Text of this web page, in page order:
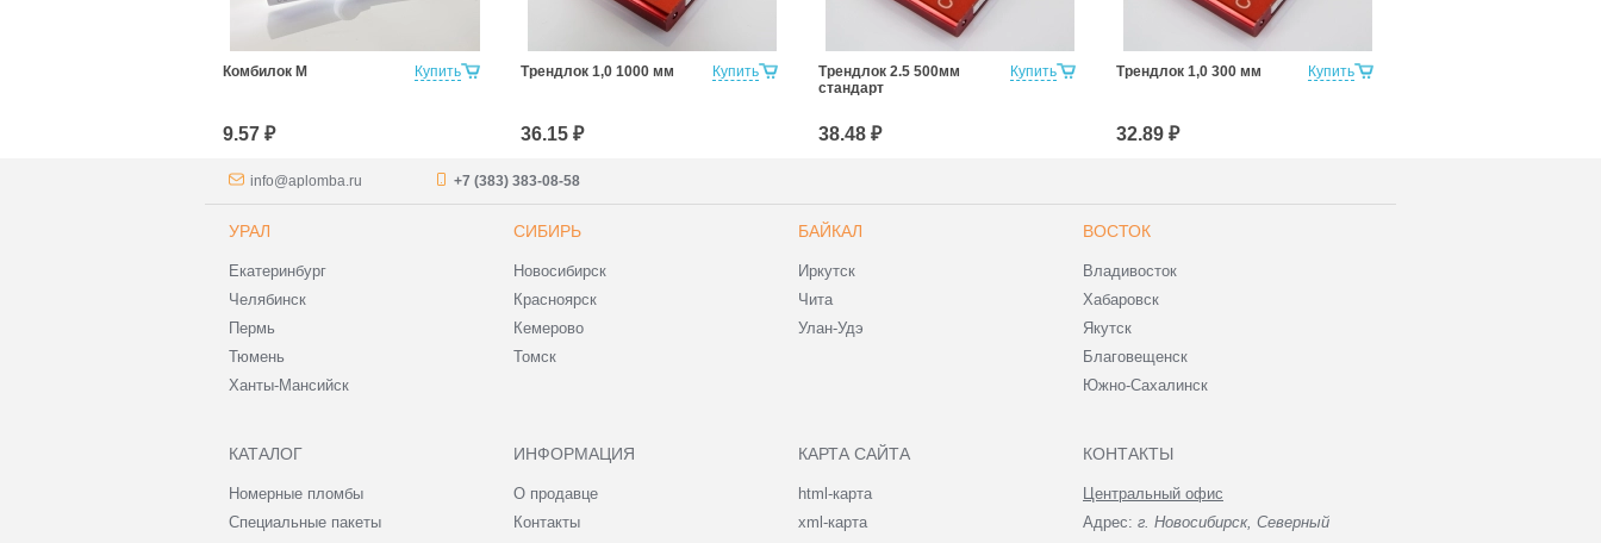
Купить
Комбилок М
9.57 ₽
Купить
Трендлок 1,0 1000 мм
36.15 ₽
Купить
Трендлок 2.5 500мм
стандарт
38.48 ₽
Купить
Трендлок 1,0 300 мм
32.89 ₽
info@aplomba.ru +7 (383) 383-08-58
УРАЛ
Екатеринбург
Челябинск
Пермь
Тюмень
Ханты-Мансийск
СИБИРЬ
Новосибирск
Красноярск
Кемерово
Томск
БАЙКАЛ
Иркутск
Чита
Улан-Удэ
ВОСТОК
Владивосток
Хабаровск
Якутск
Благовещенск
Южно-Сахалинск
КАТАЛОГ
Номерные пломбы
Специальные пакеты
ИНФОРМАЦИЯ
О продавце
Контакты
КАРТА САЙТА
html-карта
xml-карта
КОНТАКТЫ
Центральный офис
Адрес: г. Новосибирск, Северный